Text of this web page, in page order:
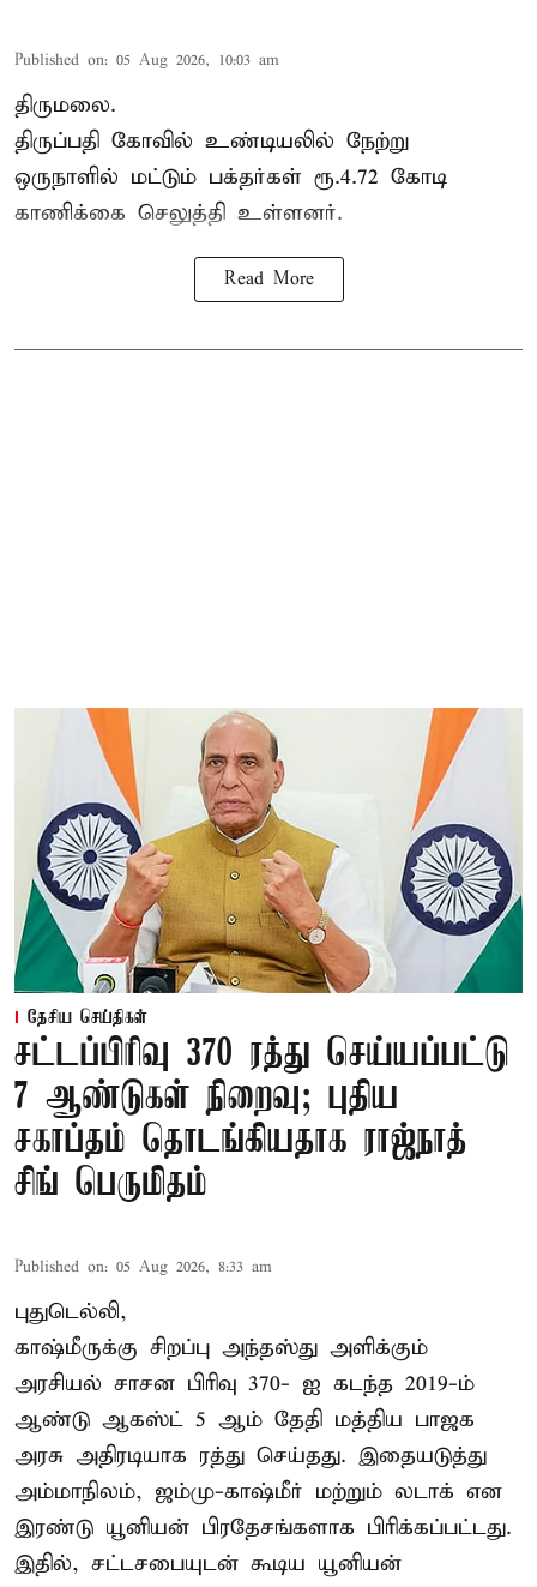
Published on: 05 Aug 2026, 10:03 am
திருமலை.
திருப்பதி கோவில் உண்டியலில் நேற்று
ஒருநாளில் மட்டும் பக்தர்கள் ரூ.4.72 கோடி
காணிக்கை செலுத்தி உள்ளனர்.
Read More
தேசிய செய்திகள்
சட்டப்பிரிவு 370 ரத்து செய்யப்பட்டு
7 ஆண்டுகள் நிறைவு; புதிய
சகாப்தம் தொடங்கியதாக ராஜ்நாத்
சிங் பெருமிதம்
Published on: 05 Aug 2026, 8:33 am
புதுடெல்லி,
காஷ்மீருக்கு சிறப்பு அந்தஸ்து அளிக்கும்
அரசியல் சாசன பிரிவு 370- ஐ கடந்த 2019-ம்
ஆண்டு ஆகஸ்ட் 5 ஆம் தேதி மத்திய பாஜக
அரசு அதிரடியாக ரத்து செய்தது. இதையடுத்து
அம்மாநிலம், ஜம்மு-காஷ்மீர் மற்றும் லடாக் என
இரண்டு யூனியன் பிரதேசங்களாக பிரிக்கப்பட்டது.
இதில், சட்டசபையுடன் கூடிய யூனியன்